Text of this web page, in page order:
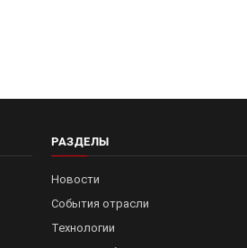
РАЗДЕЛЫ
Новости
События отрасли
Технологии